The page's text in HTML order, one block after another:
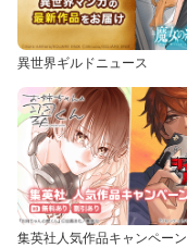
異世界ギルドニュース
集英社人気作品キャンペーン